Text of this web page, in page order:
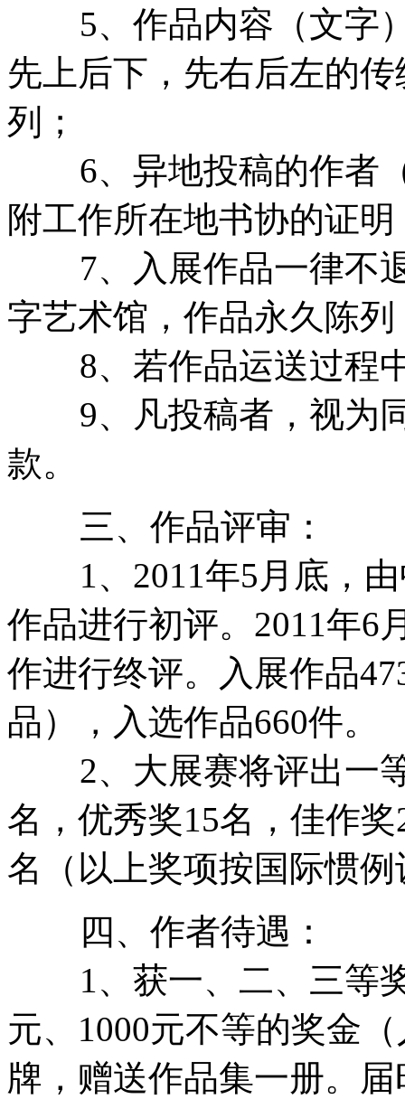
5、作品内容（文字）
先上后下，先右后左的
列；
6、异地投稿的作者（
附工作所在地书协的证明
7、入展作品一律不退
字艺术馆，作品永久陈
8、若作品运送过程中
9、凡投稿者，视为同
款。
三、作品评审：
1、2011年5月底，由
作品进行初评。2011年6
作进行终评。入展作品
品），入选作品660件。
2、大展赛将评出一等
名，优秀奖15名，佳作
名（以上奖项按国际惯
四、作者待遇：
1、获一、二、三等奖
元、1000元不等的奖金
牌，赠送作品集一册。